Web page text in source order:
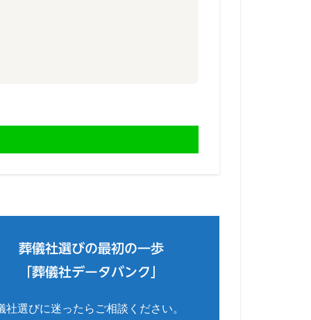
葬儀社選びの最初の一歩
「葬儀社データバンク」
社選びに迷ったらご相談ください。